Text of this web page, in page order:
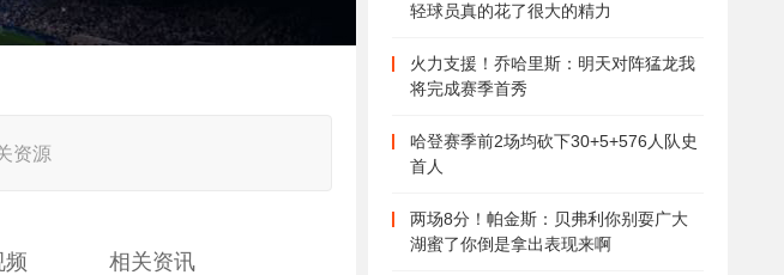
资源
频 相关资讯
轻球员真的花了很大的精力
火力支援！乔哈里斯：明天对阵猛龙我
将完成赛季首秀
哈登赛季前2场均砍下30+5+576人队史
首人
两场8分！帕金斯：贝弗利你别耍广大
湖蜜了你倒是拿出表现来啊